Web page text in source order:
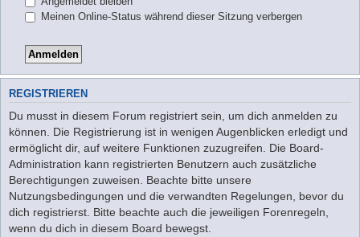
Meinen Online-Status während dieser Sitzung verbergen
REGISTRIEREN
Du musst in diesem Forum registriert sein, um dich anmelden zu
können. Die Registrierung ist in wenigen Augenblicken erledigt und
ermöglicht dir, auf weitere Funktionen zuzugreifen. Die Board-
Administration kann registrierten Benutzern auch zusätzliche
Berechtigungen zuweisen. Beachte bitte unsere
Nutzungsbedingungen und die verwandten Regelungen, bevor du
dich registrierst. Bitte beachte auch die jeweiligen Forenregeln,
wenn du dich in diesem Board bewegst.